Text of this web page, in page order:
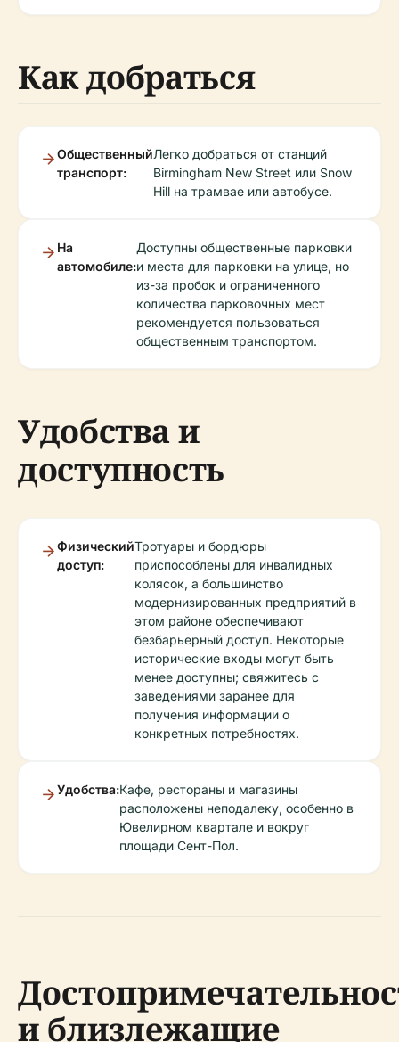
Как добраться
Общественный
транспорт:
Легко добраться от станций
Birmingham New Street или Snow
Hill на трамвае или автобусе.
На
автомобиле:
Доступны общественные парковки
и места для парковки на улице, но
из-за пробок и ограниченного
количества парковочных мест
рекомендуется пользоваться
общественным транспортом.
Удобства и
доступность
Физический
доступ:
Тротуары и бордюры
приспособлены для инвалидных
колясок, а большинство
модернизированных предприятий в
этом районе обеспечивают
безбарьерный доступ. Некоторые
исторические входы могут быть
менее доступны; свяжитесь с
заведениями заранее для
получения информации о
конкретных потребностях.
Удобства:Кафе, рестораны и магазины
расположены неподалеку, особенно в
Ювелирном квартале и вокруг
площади Сент-Пол.
и близлежащие